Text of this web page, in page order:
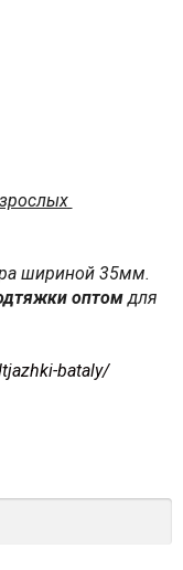
шириной 35мм.
оптомдля
bataly/